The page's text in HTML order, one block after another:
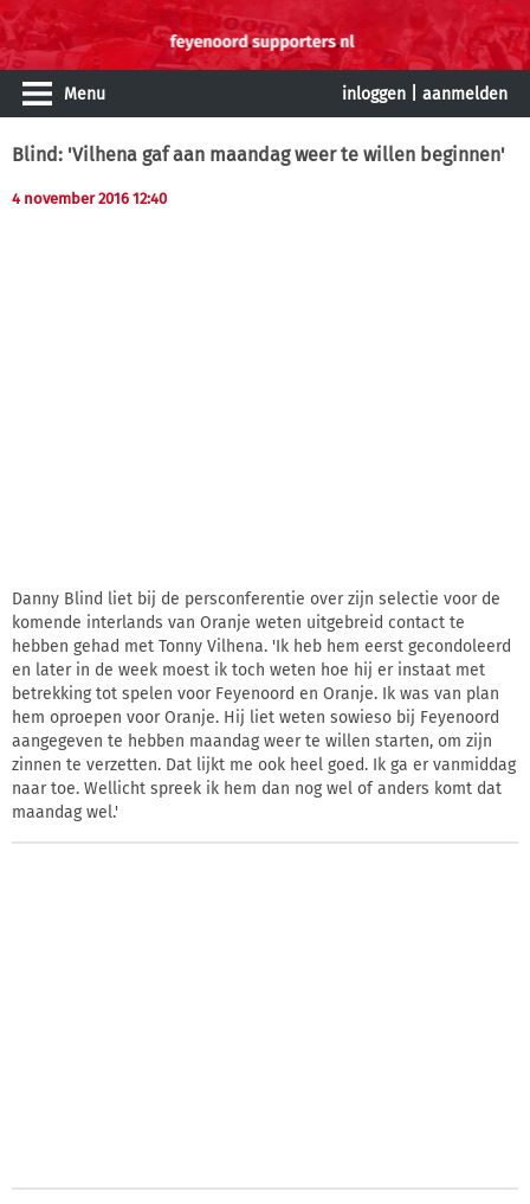
Menu inloggen aanmelden
Blind: 'Vilhena gaf aan maandag weer te willen beginnen'
4 november 2016 12:40
Danny Blind liet bij de persconferentie over zijn selectie voor de
komende interlands van Oranje weten uitgebreid contact te
hebben gehad met Tonny Vilhena. 'Ik heb hem eerst gecondoleerd
en later in de week moest ik toch weten hoe hij er instaat met
betrekking tot spelen voor Feyenoord en Oranje. Ik was van plan
hem oproepen voor Oranje. Hij liet weten sowieso bij Feyenoord
aangegeven te hebben maandag weer te willen starten, om zijn
zinnen te verzetten. Dat lijkt me ook heel goed. Ik ga er vanmiddag
naar toe. Wellicht spreek ik hem dan nog wel of anders komt dat
maandag wel.'